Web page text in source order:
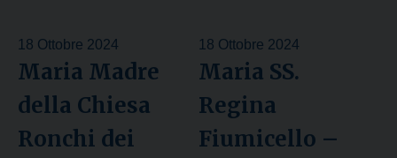
18 Ottobre 2024
Maria Madre
della Chiesa
Ronchi dei
18 Ottobre 2024
Maria SS.
Regina
Fiumicello –